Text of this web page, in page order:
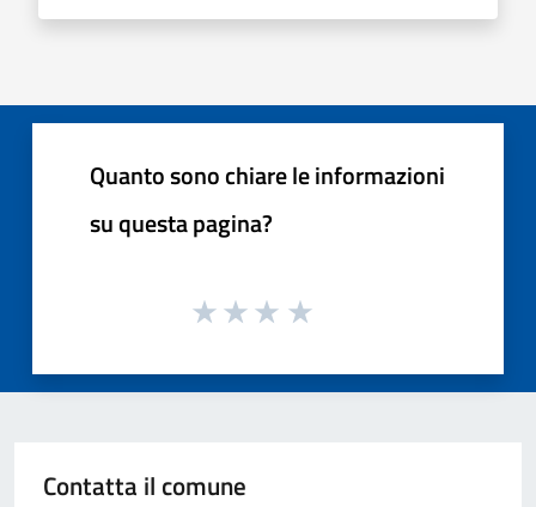
Quanto sono chiare le informazioni
su questa pagina?
Contatta il comune